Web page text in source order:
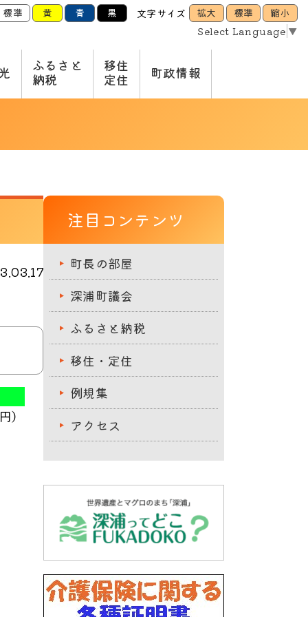
標準 黄 青 黒 文字サイズ 拡大 標準
縮小
Select Language ▼
ふるさと
納税
移住
定住
町政情報
）
注目コンテンツ
町長の部屋
深浦町議会
ふるさと納税
移住・定住
例規集
アクセス